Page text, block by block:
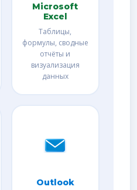
Microsoft
Excel
Таблицы,
формулы, сводные
отчёты и
визуализация
данных
Outlook